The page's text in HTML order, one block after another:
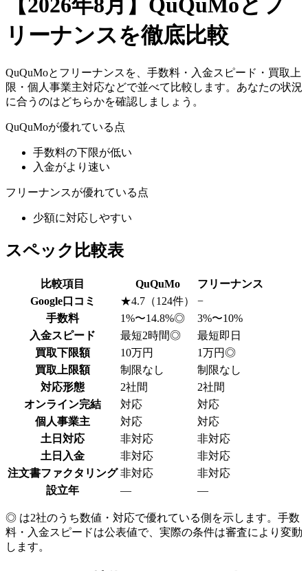
【2026年8月 】 QuQuMoと フ
リーナンスを徹底比較
QuQuMoと フリーナンス を、手数料・入金スピード・買取上
限・個人事業主対応などで並べて比較します。あなたの状況
に合うのはどちらかを確認しましょう。
QuQuMoが優れている点
手数料の下限が低い
入金がより速い
フリーナンスが優れている点
少額に対応しやすい
スペック比較表
比較項目 QuQuMo
フリーナンス
Google口コミ
★4.7（124件）
−
手数料
1%〜14.8%◎
3%〜10%
入金スピード
最短2時間◎
最短即日
買取下限額
10万円 1万円◎
買取上限額
制限なし
制限なし
対応形態
2社間
2社間
オンライン完結
対応
対応
個人事業主
対応
対応
土日対応
非対応
非対応
土日入金
非対応
非対応
注文書ファクタリング 非対応
非対応
設立年
— —
◎ は2社のうち数値・対応で優れている側を示します。手数
料・入金スピードは公表値で、実際の条件は審査により変動
します。